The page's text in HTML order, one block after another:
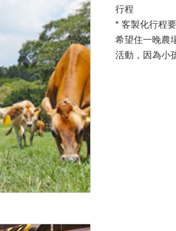
行程
* 客製化行程
希望住一晚農
活動，因為小